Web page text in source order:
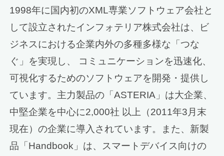
1998年に国内初のXML専業ソフトウェア会社と
して設立されたインフォテリア株式会社は、ビ
ジネスにおける企業内外の多種多様な「つな
ぐ」を実現し、 コミュニケーションを迅速化、
可視化するためのソフトウェアを開発・提供し
ています。主力製品の「ASTERIA」は大企業、
中堅企業を中心に2,000社 以上（2011年3月末
現在）の企業に導入されています。また、新製
品「Handbook」は、スマートデバイス向けの